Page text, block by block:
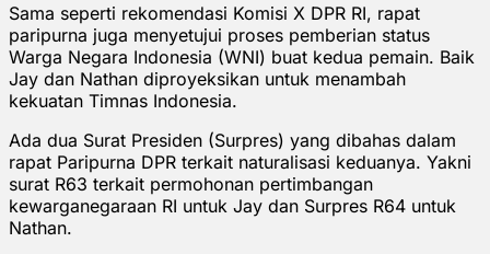
Sama seperti rekomendasi Komisi X DPR RI, rapat
paripurna juga menyetujui proses pemberian status
Warga Negara Indonesia (WNI) buat kedua pemain. Baik
Jay dan Nathan diproyeksikan untuk menambah
kekuatan Timnas Indonesia.
Ada dua Surat Presiden (Surpres) yang dibahas dalam
rapat Paripurna DPR terkait naturalisasi keduanya. Yakni
surat R63 terkait permohonan pertimbangan
kewarganegaraan RI untuk Jay dan Surpres R64 untuk
Nathan.